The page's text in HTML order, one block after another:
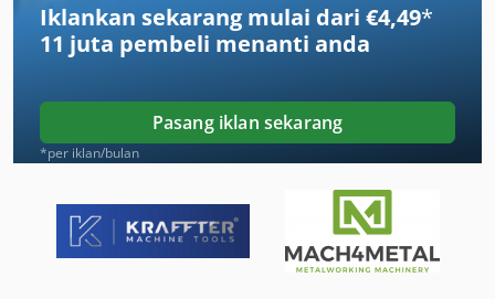
Ka 77
Kd 56
Kgs 1670
Lh 54
Mesin Es
Iklankan sekarang mulai dari €4,49*
11 juta pembeli menanti anda
Pasang iklan sekarang
*per iklan/bulan